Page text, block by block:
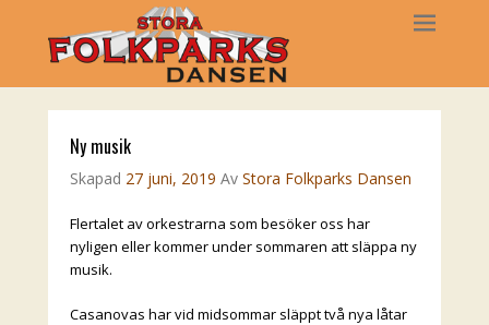
Ny musik
Skapad 27 juni, 2019 Av Stora Folkparks Dansen
Flertalet av orkestrarna som besöker oss har
nyligen eller kommer under sommaren att släppa ny
musik.
Casanovas har vid midsommar släppt två nya låtar